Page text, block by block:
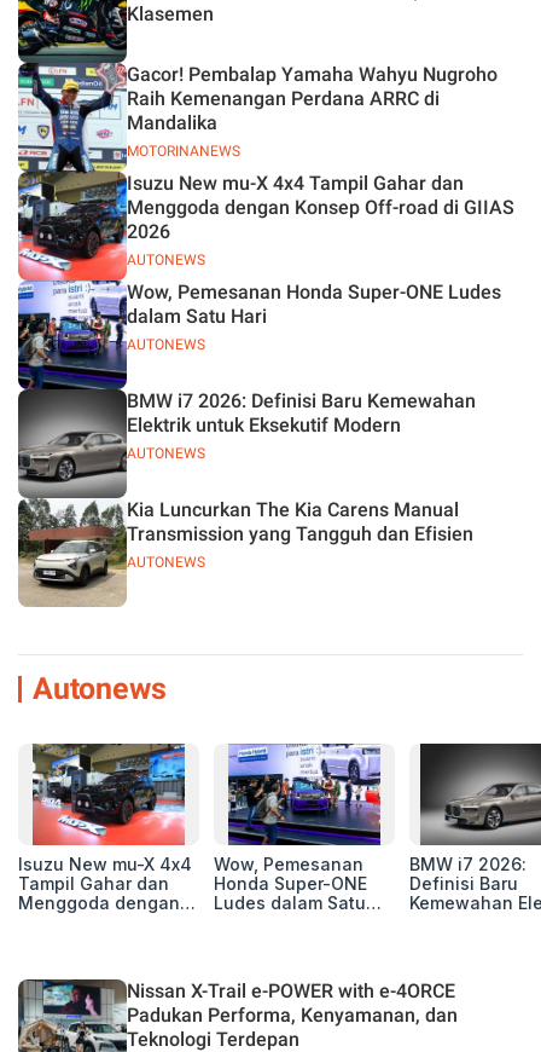
Klasemen
MOTORINANEWS
Gacor! Pembalap Yamaha Wahyu Nugroho
Raih Kemenangan Perdana ARRC di
Mandalika
AUTONEWS
Isuzu New mu-X 4x4 Tampil Gahar dan
Menggoda dengan Konsep Off-road di GIIAS
2026
AUTONEWS
Wow, Pemesanan Honda Super-ONE Ludes
dalam Satu Hari
AUTONEWS
BMW i7 2026: Definisi Baru Kemewahan
Elektrik untuk Eksekutif Modern
AUTONEWS
Kia Luncurkan The Kia Carens Manual
Transmission yang Tangguh dan Efisien
Autonews
Isuzu New mu-X 4x4
Tampil Gahar dan
Menggoda dengan
Wow, Pemesanan
Honda Super-ONE
Ludes dalam Satu
BMW i7 2026:
Definisi Baru
Kemewahan
Nissan X-Trail e-POWER with e-4ORCE
Padukan Performa, Kenyamanan, dan
Teknologi Terdepan